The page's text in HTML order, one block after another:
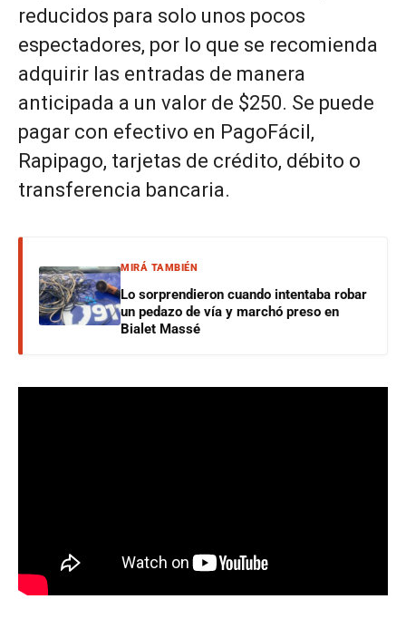
reducidos para solo unos pocos
espectadores, por lo que se recomienda
adquirir las entradas de manera
anticipada a un valor de $250. Se puede
pagar con efectivo en PagoFácil,
Rapipago, tarjetas de crédito, débito o
transferencia bancaria.
MIRÁ TAMBIÉN
Lo sorprendieron cuando intentaba robar
un pedazo de vía y marchó preso en
Bialet Massé